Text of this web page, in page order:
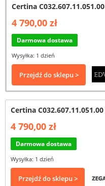
Certina C032.607.11.051.00
4 790,00 zł
Darmowa dostawa
Wysyłka: 1 dzień
Przejdź do sklepu >
Certina C032.607.11.051.00
4 790,00 zł
Darmowa dostawa
Wysyłka: 1 dzień
Przejdź do sklepu >